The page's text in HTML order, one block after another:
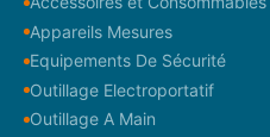
Appareils Mesures
Equipements De Sécurité
Outillage Electroportatif
Outillage A Main